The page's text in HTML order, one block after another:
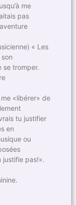
me
pas
« Les
se tromper.
me «libérer» de
tu justifier
en
ou
justifie pas!».